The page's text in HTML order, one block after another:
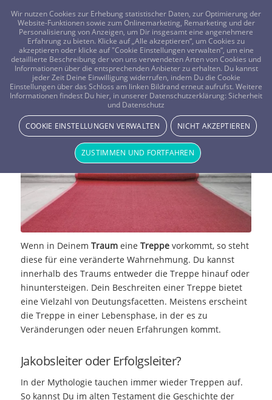
FRAGEN? KOSTENLOS ANRUFEN: 0800-8478266
Traumdeutung: Treppe
TRAUMWELT & BEDEUTUNG
Wenn in Deinem Traumeine Treppevorkommt, so steht
diese für eine veränderte Wahrnehmung. Du kannst
innerhalb des Traums entweder die Treppe hinauf oder
hinuntersteigen. Dein Beschreiten einer Treppe bietet
eine Vielzahl von Deutungsfacetten. Meistens erscheint
die Treppe in einer Lebensphase, in der es zu
Veränderungen oder neuen Erfahrungen kommt.
Jakobsleiter oder Erfolgsleiter?
In der Mythologie tauchen immer wieder Treppen auf.
So kannst Du im alten Testament die Geschichte der
Wir nutzen Cookies zur Erhebung statistischer Daten, zur Optimierung der
Website-Funktionen sowie zum Onlinemarketing, Remarketing und der
Personalisierung von Anzeigen, um Dir insgesamt eine angenehmere
Erfahrung zu bieten. Klicke auf „Alle akzeptieren“, um Cookies zu
akzeptieren oder klicke auf "Cookie Einstellungen verwalten“, um eine
detaillierte Beschreibung der von uns verwendeten Arten von Cookies und
Informationen über die entsprechenden Anbieter zu erhalten. Du kannst
jeder Zeit Deine Einwilligung widerrufen, indem Du die Cookie
Einstellungen über das Schloss am linken Bildrand erneut aufrufst. Weitere
Informationen findest Du hier, in unserer Datenschutzerklärung: Sicherheit
und Datenschutz
COOKIE EINSTELLUNGEN VERWALTEN NICHT AKZEPTIEREN
ZUSTIMMEN UND FORTFAHREN